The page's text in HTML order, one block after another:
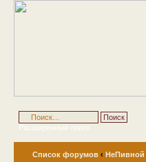
Расширенный поиск
Список форумов ‹